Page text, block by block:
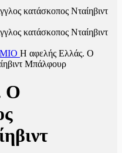
Η αφελής Ελλάς. Ο
Μπάλφουρ
Ο